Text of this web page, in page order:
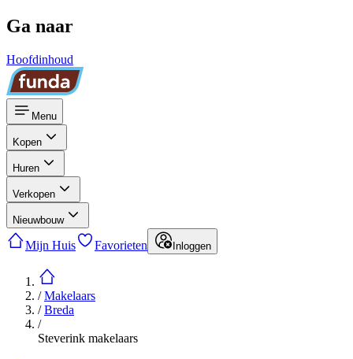
Ga naar
Hoofdinhoud
Menu
Kopen
Huren
Verkopen
Nieuwbouw
Mijn Huis Favorieten Inloggen
/Makelaars
/Breda
/
Steverink makelaars